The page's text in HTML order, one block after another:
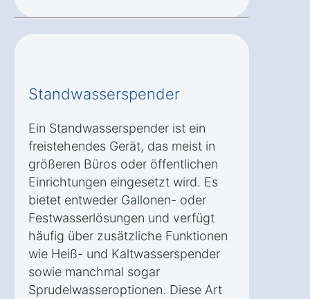
Standwasserspender
Ein Standwasserspender ist ein
freistehendes Gerät, das meist in
größeren Büros oder öffentlichen
Einrichtungen eingesetzt wird. Es
bietet entweder Gallonen- oder
Festwasserlösungen und verfügt
häufig über zusätzliche Funktionen
wie Heiß- und Kaltwasserspender
sowie manchmal sogar
Sprudelwasseroptionen. Diese Art